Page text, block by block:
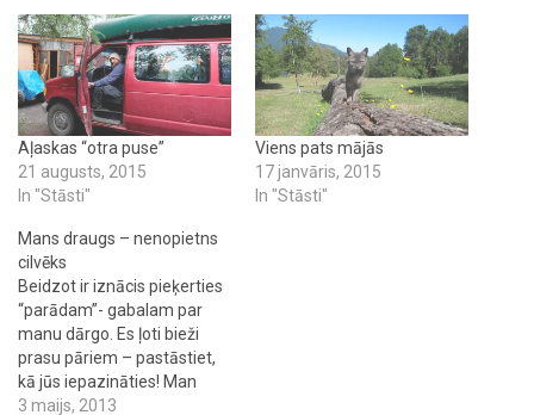
Aļaskas “otra puse”
21 augusts, 2015
In "Stāsti"
Viens pats mājās
17 janvāris, 2015
In "Stāsti"
Mans draugs – nenopietns
cilvēks
Beidzot ir iznācis pieķerties
“parādam”- gabalam par
manu dārgo. Es ļoti bieži
prasu pāriem – pastāstiet,
kā jūs iepazināties! Man
patīk klausīties iepazīšanās
3 maijs, 2013